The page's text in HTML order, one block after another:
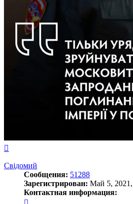
началу
Свідомий
Сообщения: 51288
Зарегистрирован: Май 5,
Контактная информация: